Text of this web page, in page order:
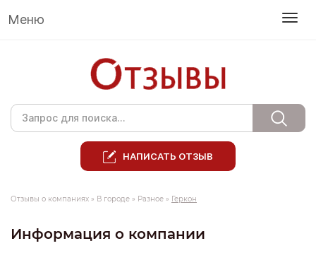
Меню
НАПИСАТЬ ОТЗЫВ
Отзывы о компаниях » В городе » Разное » Геркон
Информация о компании